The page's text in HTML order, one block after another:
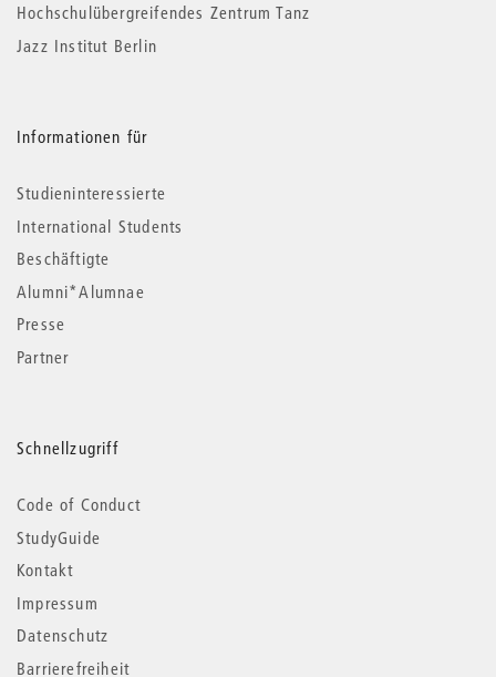
Hochschulübergreifendes Zentrum Tanz
Jazz Institut Berlin
Informationen für
Studieninteressierte
International Students
Beschäftigte
Alumni*Alumnae
Presse
Partner
Schnellzugriff
Code of Conduct
StudyGuide
Kontakt
Impressum
Datenschutz
Barrierefreiheit